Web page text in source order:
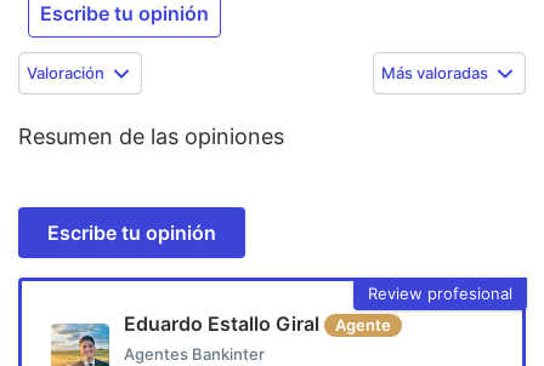
Escribe tu opinión
Valoración Más valoradas
Resumen de las opiniones
Escribe tu opinión
Review profesional
Eduardo Estallo Giral
Agente
Agentes Bankinter